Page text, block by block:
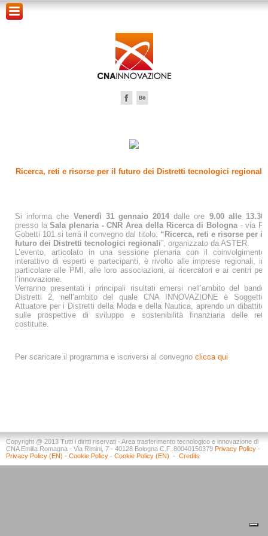
Ricerca, reti e risorse per il futuro dei Distretti tecnologici regionali
Si informa che Venerdì 31 gennaio 2014dalle ore 9.00 alle 13.30
presso laSala plenaria - CNR Area della Ricerca di Bologna - via P.
Gobetti 101 si terrà il convegno dal titolo: “Ricerca, reti e risorse per il
futuro dei Distretti tecnologici regionali”, organizzato da ASTER.
L’evento, articolato in una sessione plenaria con il coinvolgimento
interattivo di esperti e partecipanti, è rivolto alle imprese regionali, in
particolare alle PMI, alle loro associazioni, ai ricercatori e ai centri per
l’innovazione.
Verranno presentati i principali risultati emersi nell’ambito del bando
Distretti 2, nell’ambito del quale CNA INNOVAZIONE è Soggetto
Attuatore per i Distretti della Moda e della Nautica, aprendo un dibattito
sulle prospettive di sviluppo e sostenibilità finanziaria delle reti
costituite.
Per scaricare il programma e iscriversi al convegno clicca qui
Copyright @ 2013 Tutti i diritti riservati - Area trasferimento tecnologico e innovazione di
CNA Emilia Romagna - Via Rimini, 7 - 40128 Bologna C.F. 80040150379 Privacy Policy -
Privacy Policy (EN) - Cookie Policy - Cookie Policy (EN) - Credits